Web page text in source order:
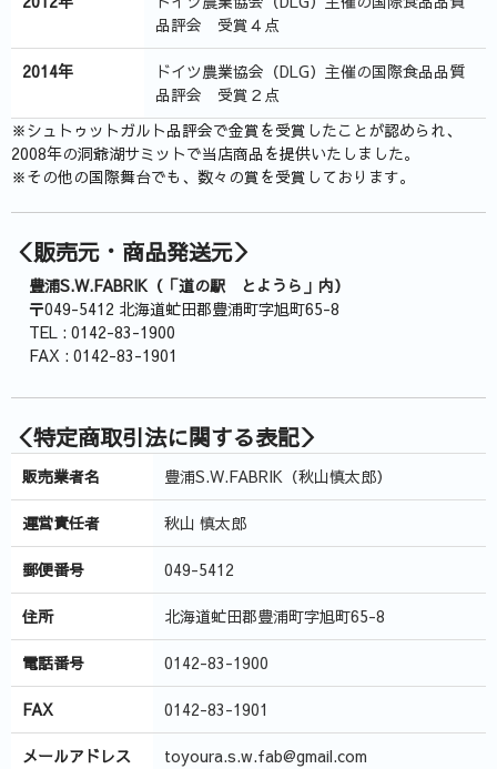
品評会 受賞４点
2014年
ドイツ農業協会（DLG）主催の国際食品品質
品評会 受賞２点
※シュトゥットガルト品評会で金賞を受賞したことが認められ、
2008年の洞爺湖サミットで当店商品を提供いたしました。
※その他の国際舞台でも、数々の賞を受賞しております。
＜販売元・商品発送元＞
豊浦S.W.FABRIK（「道の駅 とようら」内）
〒049-5412 北海道虻田郡豊浦町字旭町65-8
TEL : 0142-83-1900
FAX : 0142-83-1901
＜特定商取引法に関する表記＞
販売業者名 豊浦S.W.FABRIK（秋山慎太郎）
運営責任者 秋山 慎太郎
郵便番号 049-5412
住所 北海道虻田郡豊浦町字旭町65-8
電話番号 0142-83-1900
FAX 0142-83-1901
メールアドレス toyoura.s.w.fab@gmail.com